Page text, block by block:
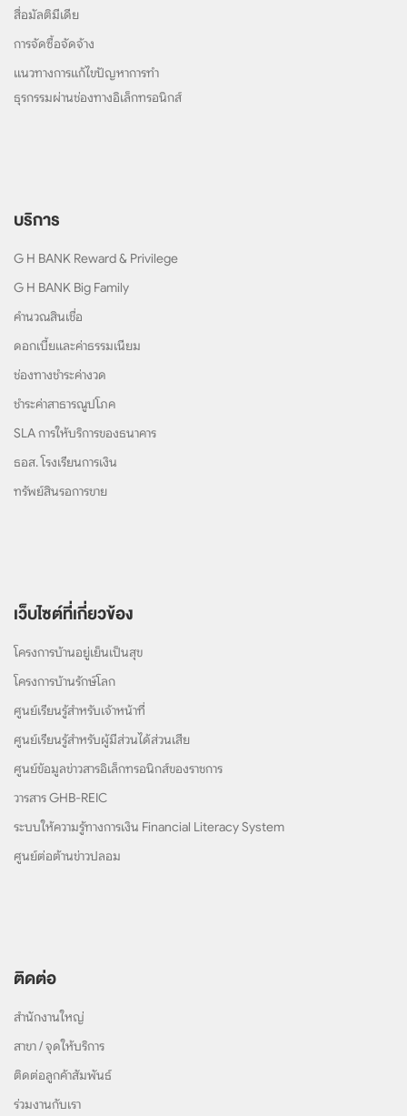
สื่อมัลติมีเดีย
การจัดซื้อจัดจ้าง
แนวทางการแก้ไขปัญหาการทำ
ธุรกรรมผ่านช่องทางอิเล็กทรอนิกส์
บริการ
G H BANK Reward & Privilege
G H BANK Big Family
คำนวณสินเชื่อ
ดอกเบี้ยและค่าธรรมเนียม
ช่องทางชำระค่างวด
ชำระค่าสาธารณูปโภค
SLA การให้บริการของธนาคาร
ธอส. โรงเรียนการเงิน
ทรัพย์สินรอการขาย
เว็บไซต์ที่เกี่ยวข้อง
โครงการบ้านอยู่เย็นเป็นสุข
โครงการบ้านรักษ์โลก
ศูนย์เรียนรู้สำหรับเจ้าหน้าที่
ศูนย์เรียนรู้สำหรับผู้มีส่วนได้ส่วนเสีย
ศูนย์ข้อมูลข่าวสารอิเล็กทรอนิกส์ของราชการ
วารสาร GHB-REIC
ระบบให้ความรู้ทางการเงิน Financial Literacy System
ศูนย์ต่อต้านข่าวปลอม
ติดต่อ
สำนักงานใหญ่
สาขา / จุดให้บริการ
ติดต่อลูกค้าสัมพันธ์
ร่วมงานกับเรา